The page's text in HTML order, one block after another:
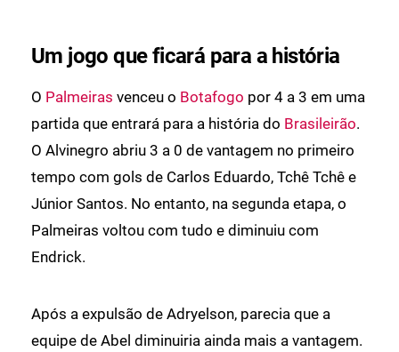
Um jogo que ficará para a história
O Palmeiras venceu o Botafogo por 4 a 3 em uma
partida que entrará para a história do Brasileirão.
O Alvinegro abriu 3 a 0 de vantagem no primeiro
tempo com gols de Carlos Eduardo, Tchê Tchê e
Júnior Santos. No entanto, na segunda etapa, o
Palmeiras voltou com tudo e diminuiu com
Endrick.
Após a expulsão de Adryelson, parecia que a
equipe de Abel diminuiria ainda mais a vantagem.